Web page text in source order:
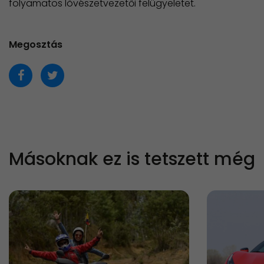
folyamatos lövészetvezetői felügyeletet.
Megosztás
Másoknak ez is tetszett még